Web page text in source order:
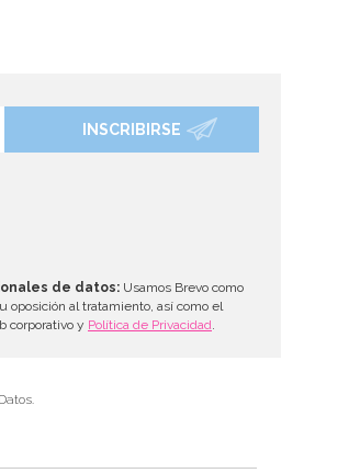
INSCRIBIRSE
de datos: Usamos Brevo como
oposición al tratamiento, así como el
corporativo y Política de Privacidad